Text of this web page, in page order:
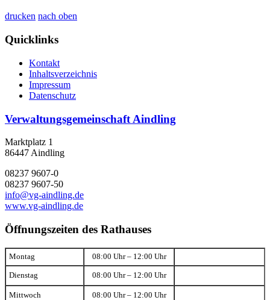
drucken nach oben
Quicklinks
Kontakt
Inhaltsverzeichnis
Impressum
Datenschutz
Verwaltungsgemeinschaft Aindling
Marktplatz 1
86447 Aindling
08237 9607-0
08237 9607-50
info@vg-aindling.de
www.vg-aindling.de
Öffnungszeiten des Rathauses
Montag 08:00 Uhr – 12:00 Uhr
Dienstag 08:00 Uhr – 12:00 Uhr
Mittwoch 08:00 Uhr – 12:00 Uhr